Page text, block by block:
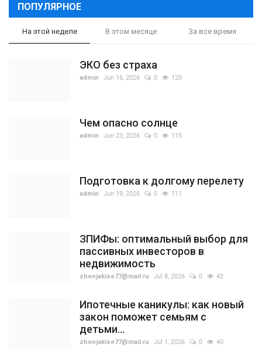
ПОПУЛЯРНОЕ
На этой неделе В этом месяце За все время
ЭКО без страха
admin Jun 16, 2026 0 120
Чем опасно солнце
admin Jun 23, 2026 0 115
Подготовка к долгому перелету
admin Jun 19, 2026 0 111
ЗПИФы: оптимальный выбор для
пассивных инвесторов в
недвижимость
zhenjakise77@mail.ru Jul 8, 2026 0 42
Ипотечные каникулы: как новый
закон поможет семьям с
детьми...
zhenjakise77@mail.ru Jul 1, 2026 0 40